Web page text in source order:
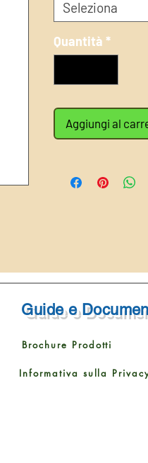
Seleziona
Quantità *
Aggiungi al
Guide e
Brochure Prodotti
Informativa sulla